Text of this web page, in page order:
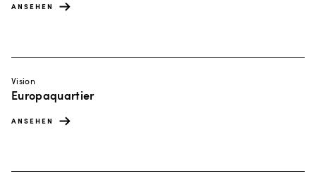
ANSEHEN
Vision
Europaquartier
ANSEHEN